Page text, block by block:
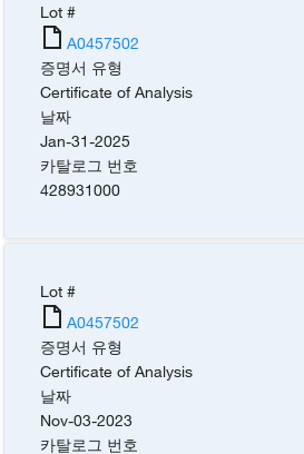
Lot #
A0457502
증명서 유형
Certificate of Analysis
날짜
Jan-31-2025
카탈로그 번호
428931000
Lot #
A0457502
증명서 유형
Certificate of Analysis
날짜
Nov-03-2023
카탈로그 번호